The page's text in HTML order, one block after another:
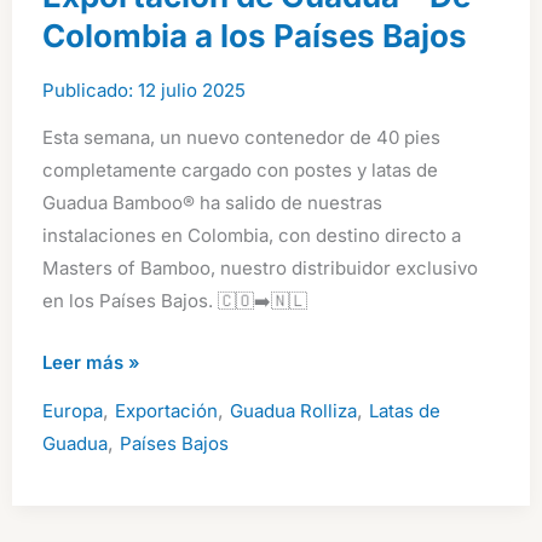
Colombia a los Países Bajos
12 julio 2025
Esta semana, un nuevo contenedor de 40 pies
completamente cargado con postes y latas de
Guadua Bamboo® ha salido de nuestras
instalaciones en Colombia, con destino directo a
Masters of Bamboo, nuestro distribuidor exclusivo
en los Países Bajos. 🇨🇴➡️🇳🇱
Exportación
Guadua
Leer más »
Europa, Exportación, Guadua Rolliza, Latas de
Guadua, Países Bajos